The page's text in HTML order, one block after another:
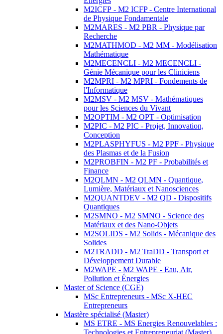
M2ICFP - M2 ICFP - Centre International
de Physique Fondamentale
M2MARES - M2 PBR - Physique par
Recherche
M2MATHMOD - M2 MM - Modélisation
Mathématique
M2MECENCLI - M2 MECENCLI -
Génie Mécanique pour les Cliniciens
M2MPRI - M2 MPRI - Fondements de
l'Informatique
M2MSV - M2 MSV - Mathématiques
pour les Sciences du Vivant
M2OPTIM - M2 OPT - Optimisation
M2PIC - M2 PIC - Projet, Innovation,
Conception
M2PLASPHYFUS - M2 PPF - Physique
des Plasmas et de la Fusion
M2PROBFIN - M2 PF - Probabilités et
Finance
M2QLMN - M2 QLMN - Quantique,
Lumière, Matériaux et Nanosciences
M2QUANTDEV - M2 QD - Dispositifs
Quantiques
M2SMNO - M2 SMNO - Science des
Matériaux et des Nano-Objets
M2SOLIDS - M2 Solids - Mécanique des
Solides
M2TRADD - M2 TraDD - Transport et
Développement Durable
M2WAPE - M2 WAPE - Eau, Air,
Pollution et Énergies
Master of Science (CGE)
MSc Entrepreneurs - MSc X-HEC
Entrepreneurs
Mastère spécialisé (Master)
MS ETRE - MS Energies Renouvelables :
Technologies et Entrepreneuriat (Master)